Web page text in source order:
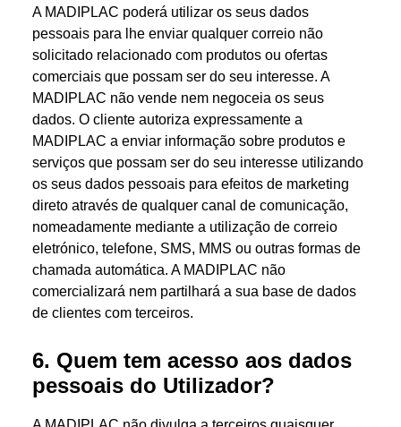
A MADIPLAC poderá utilizar os seus dados
pessoais para lhe enviar qualquer correio não
solicitado relacionado com produtos ou ofertas
comerciais que possam ser do seu interesse. A
MADIPLAC não vende nem negoceia os seus
dados. O cliente autoriza expressamente a
MADIPLAC a enviar informação sobre produtos e
serviços que possam ser do seu interesse utilizando
os seus dados pessoais para efeitos de marketing
direto através de qualquer canal de comunicação,
nomeadamente mediante a utilização de correio
eletrónico, telefone, SMS, MMS ou outras formas de
chamada automática. A MADIPLAC não
comercializará nem partilhará a sua base de dados
de clientes com terceiros.
6. Quem tem acesso aos dados
pessoais do Utilizador?